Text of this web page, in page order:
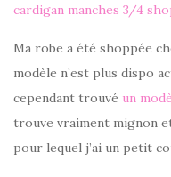
cardigan manches 3/4
Ma robe a été shoppée
modèle n’est plus dispo
cependant trouvé un
trouve vraiment mignon
pour lequel j’ai un petit